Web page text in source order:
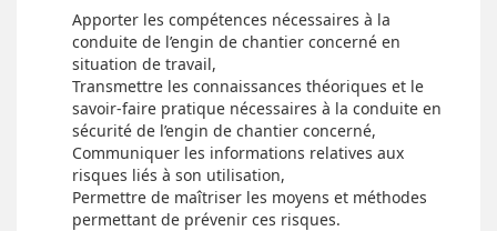
Apporter les compétences nécessaires à la
conduite de l’engin de chantier concerné en
situation de travail,
Transmettre les connaissances théoriques et le
savoir-faire pratique nécessaires à la conduite en
sécurité de l’engin de chantier concerné,
Communiquer les informations relatives aux
risques liés à son utilisation,
Permettre de maîtriser les moyens et méthodes
permettant de prévenir ces risques.